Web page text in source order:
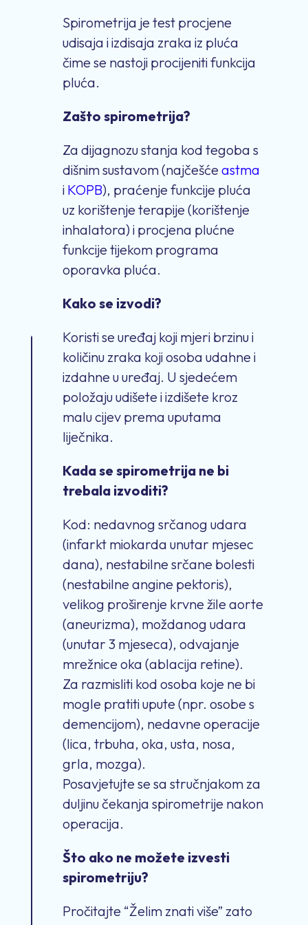
Spirometrija je test procjene
udisaja i izdisaja zraka iz pluća
čime se nastoji procijeniti funkcija
pluća.
Zašto spirometrija?
Za dijagnozu stanja kod tegoba s
dišnim sustavom (najčešćeastma
i KOPB), praćenje funkcije pluća
uz korištenje terapije (korištenje
inhalatora) i procjena plućne
funkcije tijekom programa
oporavka pluća.
Kako se izvodi?
Koristi se uređaj koji mjeri brzinu i
količinu zraka koji osoba udahne i
izdahne u uređaj. U sjedećem
položaju udišete i izdišete kroz
malu cijev prema uputama
liječnika.
Kada se spirometrija ne bi
trebala izvoditi?
Kod: nedavnog srčanog udara
(infarkt miokarda unutar mjesec
dana), nestabilne srčane bolesti
(nestabilne angine pektoris),
velikog proširenje krvne žile aorte
(aneurizma), moždanog udara
(unutar 3 mjeseca), odvajanje
mrežnice oka (ablacija retine).
Za razmisliti kod osoba koje ne bi
mogle pratiti upute (npr. osobe s
demencijom), nedavne operacije
(lica, trbuha, oka, usta, nosa,
grla, mozga).
Posavjetujte se sa stručnjakom za
duljinu čekanja spirometrije nakon
operacija.
Što ako ne možete izvesti
spirometriju?
Pročitajte “Želim znati više” zato